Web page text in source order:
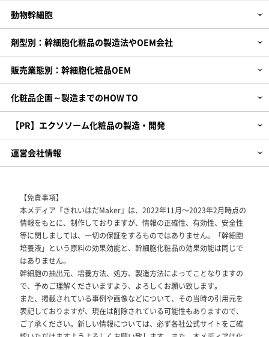
動物幹細胞
剤型別：幹細胞化粧品の製造法やOEM会社
販売業態別：幹細胞化粧品OEM
化粧品企画～製造までのHOW TO
【PR】エクソソーム化粧品の製造・開発
運営会社情報
【免責事項】
本メディア『きれいはだMaker』は、2022年11月～2023年2月時点の
情報をもとに、制作しておりますが、情報の正確性、有効性、安全性
等に関しましては、一切の保証をするものではありません。「幹細胞
培養液」という原料の効果効能と、幹細胞化粧品の効果効能は同じで
はありません。
幹細胞の抽出元、培養方法、処方、製造方法によってことなりますの
で、予めご理解くださいますよう、よろしくお願い致します。
また、掲載されている事例や画像などについて、その当時の引用元を
表記しておりますが、現在は削除されている可能性もありますので、
ご了承ください。新しい情報については、必ず各社公式サイトをご確